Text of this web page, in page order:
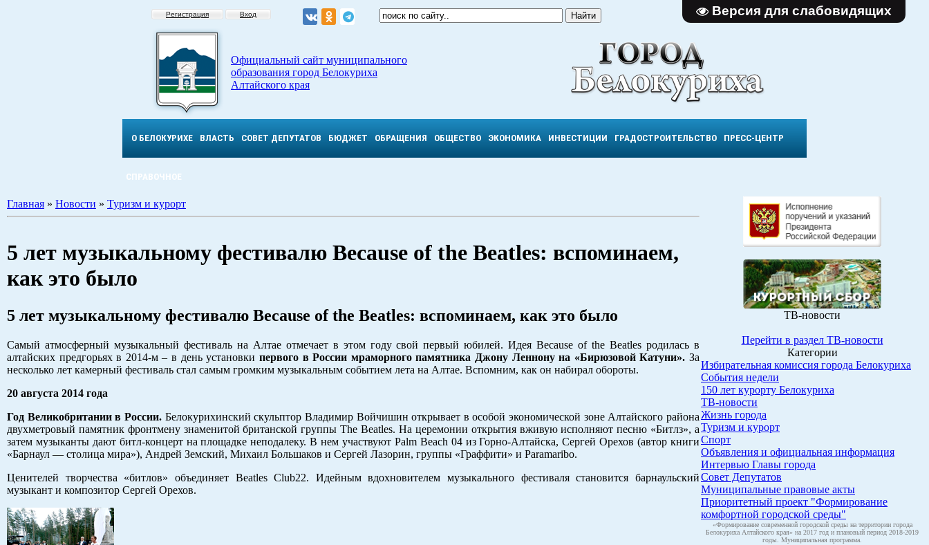
Версия для слабовидящих
Регистрация Вход
Официальный сайт муниципального
образования город Белокуриха
Алтайского края
О БЕЛОКУРИХЕ ВЛАСТЬ СОВЕТ ДЕПУТАТОВ БЮДЖЕТ ОБРАЩЕНИЯ ОБЩЕСТВО ЭКОНОМИКА ИНВЕСТИЦИИ ГРАДОСТРОИТЕЛЬСТВО ПРЕСС-ЦЕНТР
СПРАВОЧНОЕ
Главная » Новости » Туризм и курорт
5 лет музыкальному фестивалю Because of the Beatles: вспоминаем,
как это было
5 лет музыкальному фестивалю Because of the Beatles: вспоминаем, как это было
Самый атмосферный музыкальный фестиваль на Алтае отмечает в этом году свой первый юбилей. Идея Because of the Beatles родилась в
алтайских предгорьях в 2014-м – в день установки первого в России мраморного памятника Джону Леннону на «Бирюзовой Катуни». За
несколько лет камерный фестиваль стал самым громким музыкальным событием лета на Алтае. Вспомним, как он набирал обороты.
20 августа 2014 года
Год Великобритании в России.Белокурихинский скульптор Владимир Войчишин открывает в особой экономической зоне Алтайского района
двухметровый памятник фронтмену знаменитой британской группы The Beatles. На церемонии открытия вживую исполняют песню «Битлз», а
затем музыканты дают битл-концерт на площадке неподалеку. В нем участвуют Palm Beach 04 из Горно-Алтайска, Сергей Орехов (автор книги
«Барнаул — столица мира»), Андрей Земский, Михаил Большаков и Сергей Лазорин, группы «Граффити» и Paramaribo.
Ценителей творчества «битлов» объединяет Beatles Club22. Идейным вдохновителем музыкального фестиваля становится барнаульский
музыкант и композитор Сергей Орехов.
ТВ-новости
Перейти в раздел ТВ-новости
Категории
Избирательная комиссия города Белокуриха
События недели
150 лет курорту Белокуриха
ТВ-новости
Жизнь города
Туризм и курорт
Спорт
Объявления и официальная информация
Интервью Главы города
Совет Депутатов
Муниципальные правовые акты
Приоритетный проект "Формирование
комфортной городской среды"
«Формирование современной городской среды на территории города
Белокуриха Алтайского края» на 2017 год и плановый период 2018-2019
годы. Муниципальная программа.